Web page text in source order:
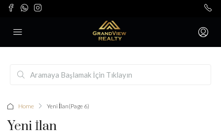
Home Yeni İlan(Page 6)
Yeni İlan